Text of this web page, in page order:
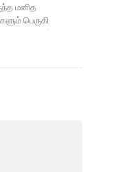
மனித
பெருகி
குறையாமல்
பகிர்கிறேன். என்